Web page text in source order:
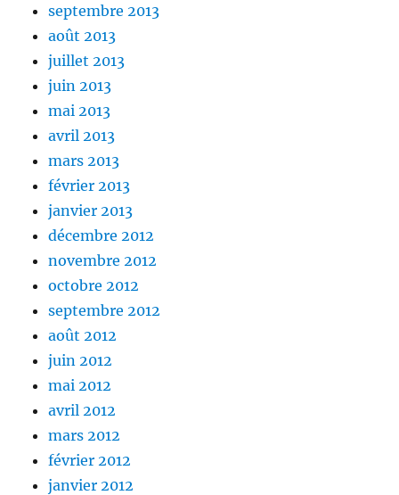
septembre 2013
août 2013
juillet 2013
juin 2013
mai 2013
avril 2013
mars 2013
février 2013
janvier 2013
décembre 2012
novembre 2012
octobre 2012
septembre 2012
août 2012
juin 2012
mai 2012
avril 2012
mars 2012
février 2012
janvier 2012